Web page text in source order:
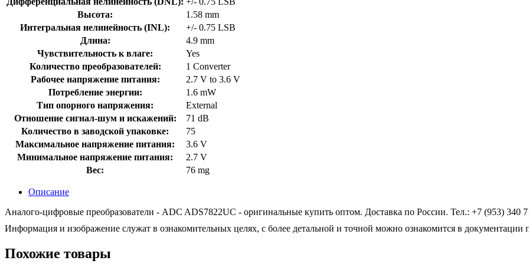
Высота:
1.58 mm
Интегральная нелинейность (INL):
+/- 0.75 LSB
Длина:
4.9 mm
Чувствительность к влаге:
Yes
Количество преобразователей:
1 Converter
Рабочее напряжение питания:
2.7 V to 3.6 V
Потребление энергии:
1.6 mW
Тип опорного напряжения:
External
Отношение сигнал-шум и искажений:
71 dB
Количество в заводской упаковке:
75
Максимальное напряжение питания:
3.6 V
Минимальное напряжение питания:
2.7 V
Вес:
76 mg
Описание
Аналого-цифровые преобразователи - ADC ADS7822UC - оригинальные купить оптом. Доставка по России. Тел.: +7 (953) 340
Информация и изображение служат в ознакомительных целях, с более детальной и точной можно ознакомится в документации
Похожие товары